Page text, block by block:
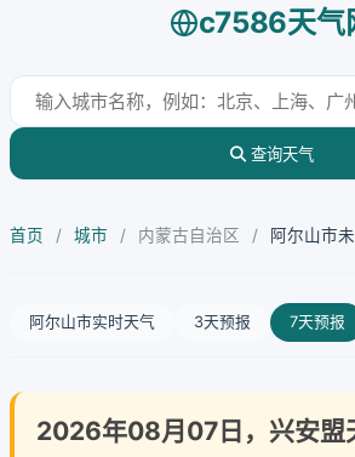
c7586天气
查询天气
首页 / 城市 / 内蒙古自治区 / 阿尔山市
阿尔山市实时天气 3天预报 7天预报
2026年08月07日，兴安盟